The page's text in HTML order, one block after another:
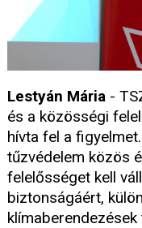
Lestyán Mária -
és a közösségi
hívta fel a
tűzvédelem közös
felelősséget kell
biztonságáért,
klímaberendezések